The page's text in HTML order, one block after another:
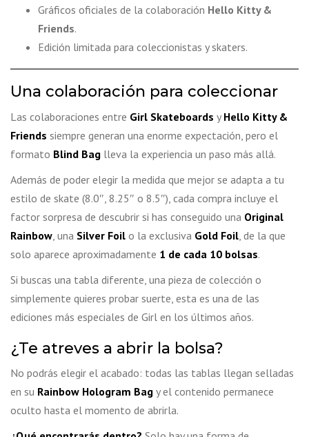
Gráficos oficiales de la colaboración Hello Kitty &
Friends.
Edición limitada para coleccionistas y skaters.
Una colaboración para coleccionar
Las colaboraciones entre Girl Skateboards y Hello Kitty &
Friends siempre generan una enorme expectación, pero el
formato Blind Bag lleva la experiencia un paso más allá.
Además de poder elegir la medida que mejor se adapta a tu
estilo de skate (8.0″, 8.25″ o 8.5″), cada compra incluye el
factor sorpresa de descubrir si has conseguido una Original
Rainbow , una Silver Foil o la exclusiva Gold Foil , de la que
solo aparece aproximadamente 1 de cada 10 bolsas.
Si buscas una tabla diferente, una pieza de colección o
simplemente quieres probar suerte, esta es una de las
ediciones más especiales de Girl en los últimos años.
¿Te atreves a abrir la bolsa?
No podrás elegir el acabado: todas las tablas llegan selladas
en su Rainbow Hologram Bag y el contenido permanece
oculto hasta el momento de abrirla.